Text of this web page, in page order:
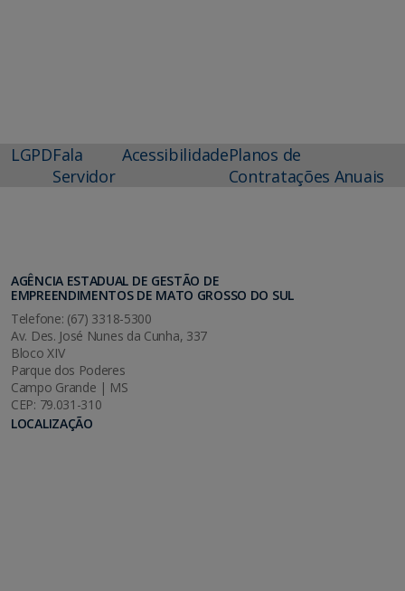
LGPDFala
Servidor
AcessibilidadePlanos de
Contratações Anuais
AGÊNCIA ESTADUAL DE GESTÃO DE
EMPREENDIMENTOS DE MATO GROSSO DO SUL
Telefone: (67) 3318-5300
Av. Des. José Nunes da Cunha, 337
Bloco XIV
Parque dos Poderes
Campo Grande | MS
CEP: 79.031-310
LOCALIZAÇÃO